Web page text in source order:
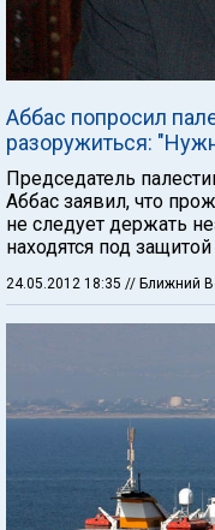
Аббас попросил
разоружиться:
Председатель
Аббас заявил, что
не следует держать
находятся под
24.05.2012 18:35 // Ближний